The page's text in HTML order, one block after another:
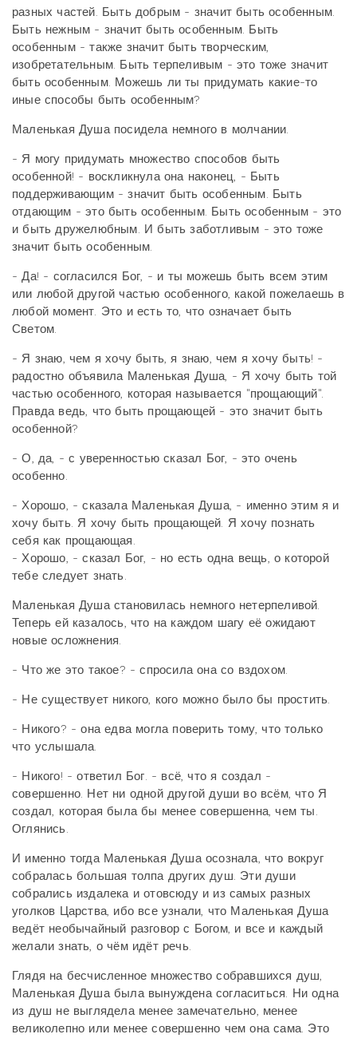
разных частей. Быть добрым - значит быть особенным.
Быть нежным - значит быть особенным. Быть
особенным - также значит быть творческим,
изобретательным. Быть терпеливым - это тоже значит
быть особенным. Можешь ли ты придумать какие-то
иные способы быть особенным?
Маленькая Душа посидела немного в молчании.
- Я могу придумать множество способов быть
особенной! - воскликнула она наконец, - Быть
поддерживающим - значит быть особенным. Быть
отдающим - это быть особенным. Быть особенным - это
и быть дружелюбным. И быть заботливым - это тоже
значит быть особенным.
- Да! - согласился Бог, - и ты можешь быть всем этим
или любой другой частью особенного, какой пожелаешь в
любой момент. Это и есть то, что означает быть
Светом.
- Я знаю, чем я хочу быть, я знаю, чем я хочу быть! -
радостно объявила Маленькая Душа, - Я хочу быть той
частью особенного, которая называется "прощающий".
Правда ведь, что быть прощающей - это значит быть
особенной?
- О, да, - с уверенностью сказал Бог, - это очень
особенно.
- Хорошо, - сказала Маленькая Душа, - именно этим я и
хочу быть. Я хочу быть прощающей. Я хочу познать
себя как прощающая.
- Хорошо, - сказал Бог, - но есть одна вещь, о которой
тебе следует знать.
Маленькая Душа становилась немного нетерпеливой.
Теперь ей казалось, что на каждом шагу её ожидают
новые осложнения.
- Что же это такое? - спросила она со вздохом.
- Не существует никого, кого можно было бы простить.
- Никого? - она едва могла поверить тому, что только
что услышала.
- Никого! - ответил Бог. - всё, что я создал -
совершенно. Нет ни одной другой души во всём, что Я
создал, которая была бы менее совершенна, чем ты.
Оглянись.
И именно тогда Маленькая Душа осознала, что вокруг
собралась большая толпа других душ. Эти души
собрались издалека и отовсюду и из самых разных
уголков Царства, ибо все узнали, что Маленькая Душа
ведёт необычайный разговор с Богом, и все и каждый
желали знать, о чём идёт речь.
Глядя на бесчисленное множество собравшихся душ,
Маленькая Душа была вынуждена согласиться. Ни одна
из душ не выглядела менее замечательно, менее
великолепно или менее совершенно чем она сама. Это